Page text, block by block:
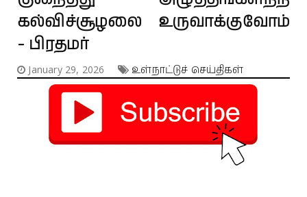
கல்விச்சூழலை உருவாக்குவோம்
- பிரதமர்
January 29, 2026 உள்நாட்டுச் செய்திகள்